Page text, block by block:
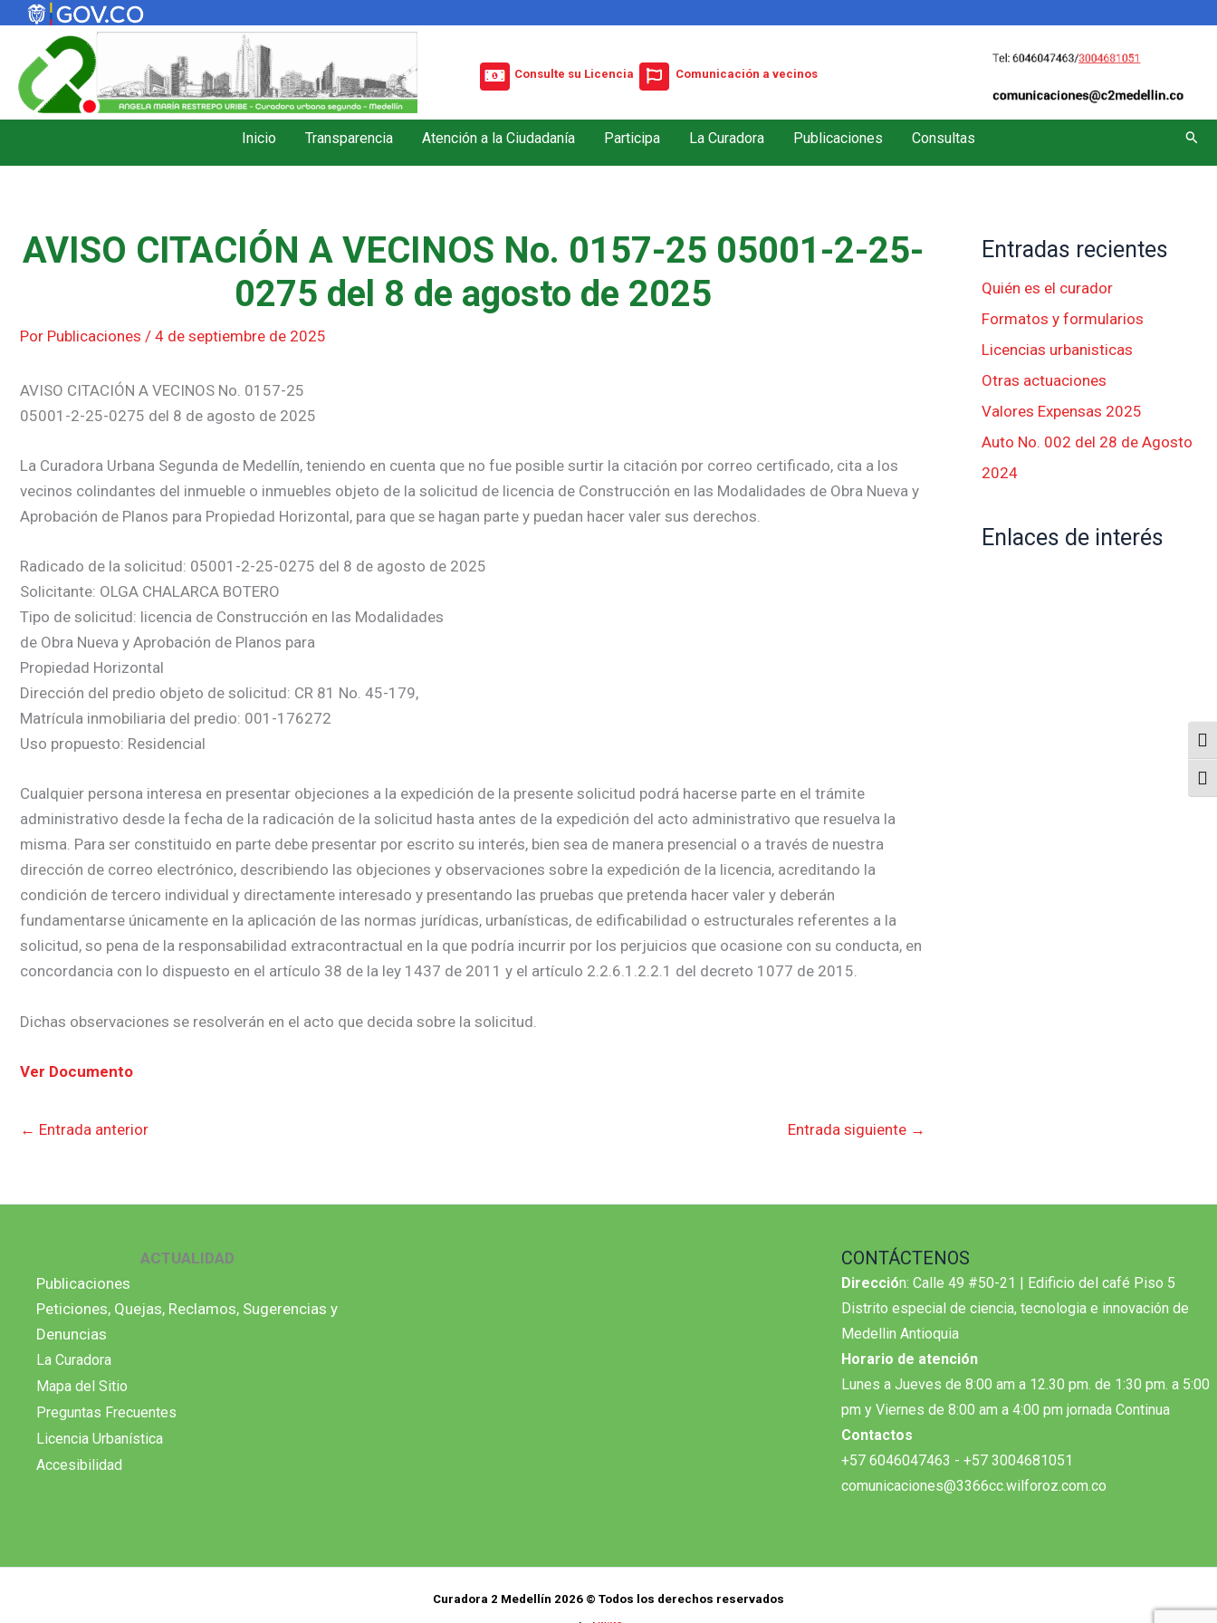
contenido
Consulte su Licencia Comunicación a vecinos
Inicio Transparencia Atención a la Ciudadanía Participa La Curadora Publicaciones Consultas
AVISO CITACIÓN A VECINOS No. 0157-25 05001-2-25-
0275 del 8 de agosto de 2025
Por Publicaciones / 4 de septiembre de 2025
AVISO CITACIÓN A VECINOS No. 0157-25
05001-2-25-0275 del 8 de agosto de 2025
La Curadora Urbana Segunda de Medellín, teniendo en cuenta que no fue posible surtir la citación por correo certificado, cita a los
vecinos colindantes del inmueble o inmuebles objeto de la solicitud de licencia de Construcción en las Modalidades de Obra Nueva y
Aprobación de Planos para Propiedad Horizontal, para que se hagan parte y puedan hacer valer sus derechos.
Radicado de la solicitud: 05001-2-25-0275 del 8 de agosto de 2025
Solicitante: OLGA CHALARCA BOTERO
Tipo de solicitud: licencia de Construcción en las Modalidades
de Obra Nueva y Aprobación de Planos para
Propiedad Horizontal
Dirección del predio objeto de solicitud: CR 81 No. 45-179,
Matrícula inmobiliaria del predio: 001-176272
Uso propuesto: Residencial
Cualquier persona interesa en presentar objeciones a la expedición de la presente solicitud podrá hacerse parte en el trámite
administrativo desde la fecha de la radicación de la solicitud hasta antes de la expedición del acto administrativo que resuelva la
misma. Para ser constituido en parte debe presentar por escrito su interés, bien sea de manera presencial o a través de nuestra
dirección de correo electrónico, describiendo las objeciones y observaciones sobre la expedición de la licencia, acreditando la
condición de tercero individual y directamente interesado y presentando las pruebas que pretenda hacer valer y deberán
fundamentarse únicamente en la aplicación de las normas jurídicas, urbanísticas, de edificabilidad o estructurales referentes a la
solicitud, so pena de la responsabilidad extracontractual en la que podría incurrir por los perjuicios que ocasione con su conducta, en
concordancia con lo dispuesto en el artículo 38 de la ley 1437 de 2011 y el artículo 2.2.6.1.2.2.1 del decreto 1077 de 2015.
Dichas observaciones se resolverán en el acto que decida sobre la solicitud.
Ver Documento
← Entrada anterior Entrada siguiente →
Entradas recientes
Quién es el curador
Formatos y formularios
Licencias urbanisticas
Otras actuaciones
Valores Expensas 2025
Auto No. 002 del 28 de Agosto
2024
Enlaces de interés
ACTUALIDAD
Publicaciones
Peticiones, Quejas, Reclamos, Sugerencias y
Denuncias
La Curadora
Mapa del Sitio
Preguntas Frecuentes
Licencia Urbanística
Accesibilidad
CONTÁCTENOS
Dirección: Calle 49 #50-21 | Edificio del café Piso 5
Distrito especial de ciencia, tecnologia e innovación de
Medellin Antioquia
Horario de atención
Lunes a Jueves de 8:00 am a 12.30 pm. de 1:30 pm. a 5:00
pm y Viernes de 8:00 am a 4:00 pm jornada Continua
Contactos
+57 6046047463 - +57 3004681051
comunicaciones@3366cc.wilforoz.com.co
Curadora 2 Medellín 2026 © Todos los derechos reservados